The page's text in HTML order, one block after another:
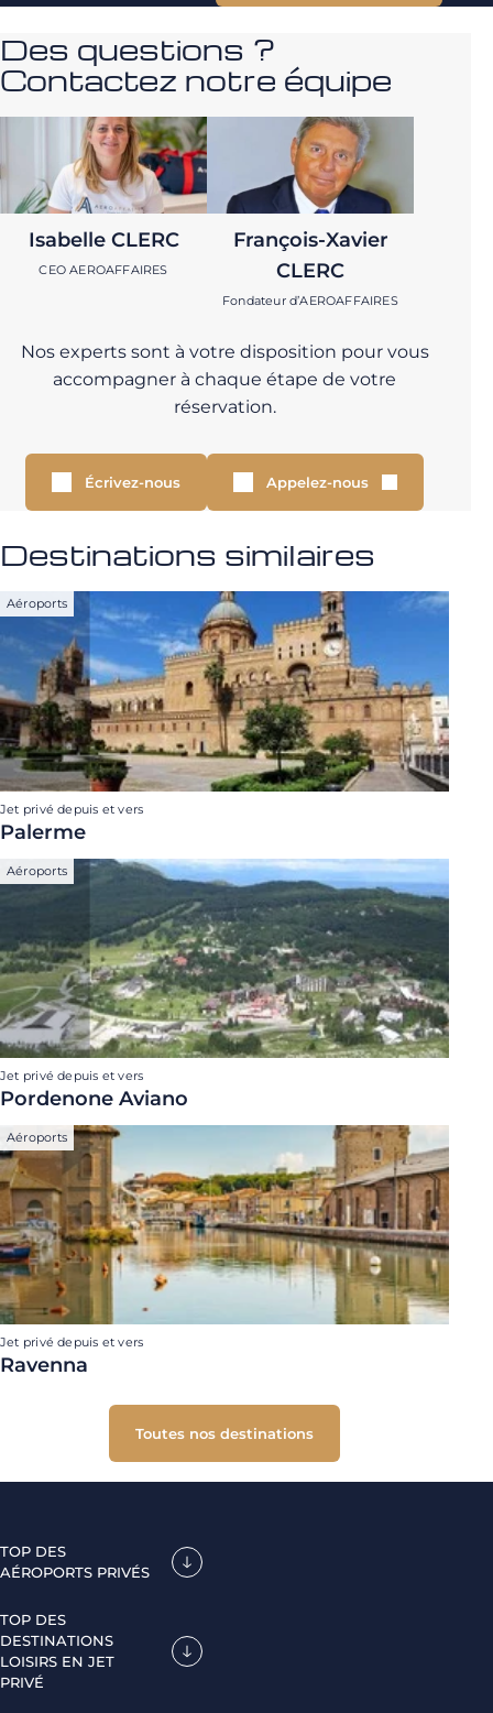
Des questions ?
Contactez notre équipe
Isabelle CLERC
CEO AEROAFFAIRES
François-Xavier
CLERC
Fondateur d’AEROAFFAIRES
Nos experts sont à votre disposition pour vous
accompagner à chaque étape de votre
réservation.
Écrivez-nous Appelez-nous
Destinations similaires
Aéroports
Jet privé depuis et vers
Palerme
Aéroports
Jet privé depuis et vers
Pordenone Aviano
Aéroports
Jet privé depuis et vers
Ravenna
Toutes nos destinations
TOP DES
AÉROPORTS PRIVÉS
TOP DES
DESTINATIONS
LOISIRS EN JET
PRIVÉ